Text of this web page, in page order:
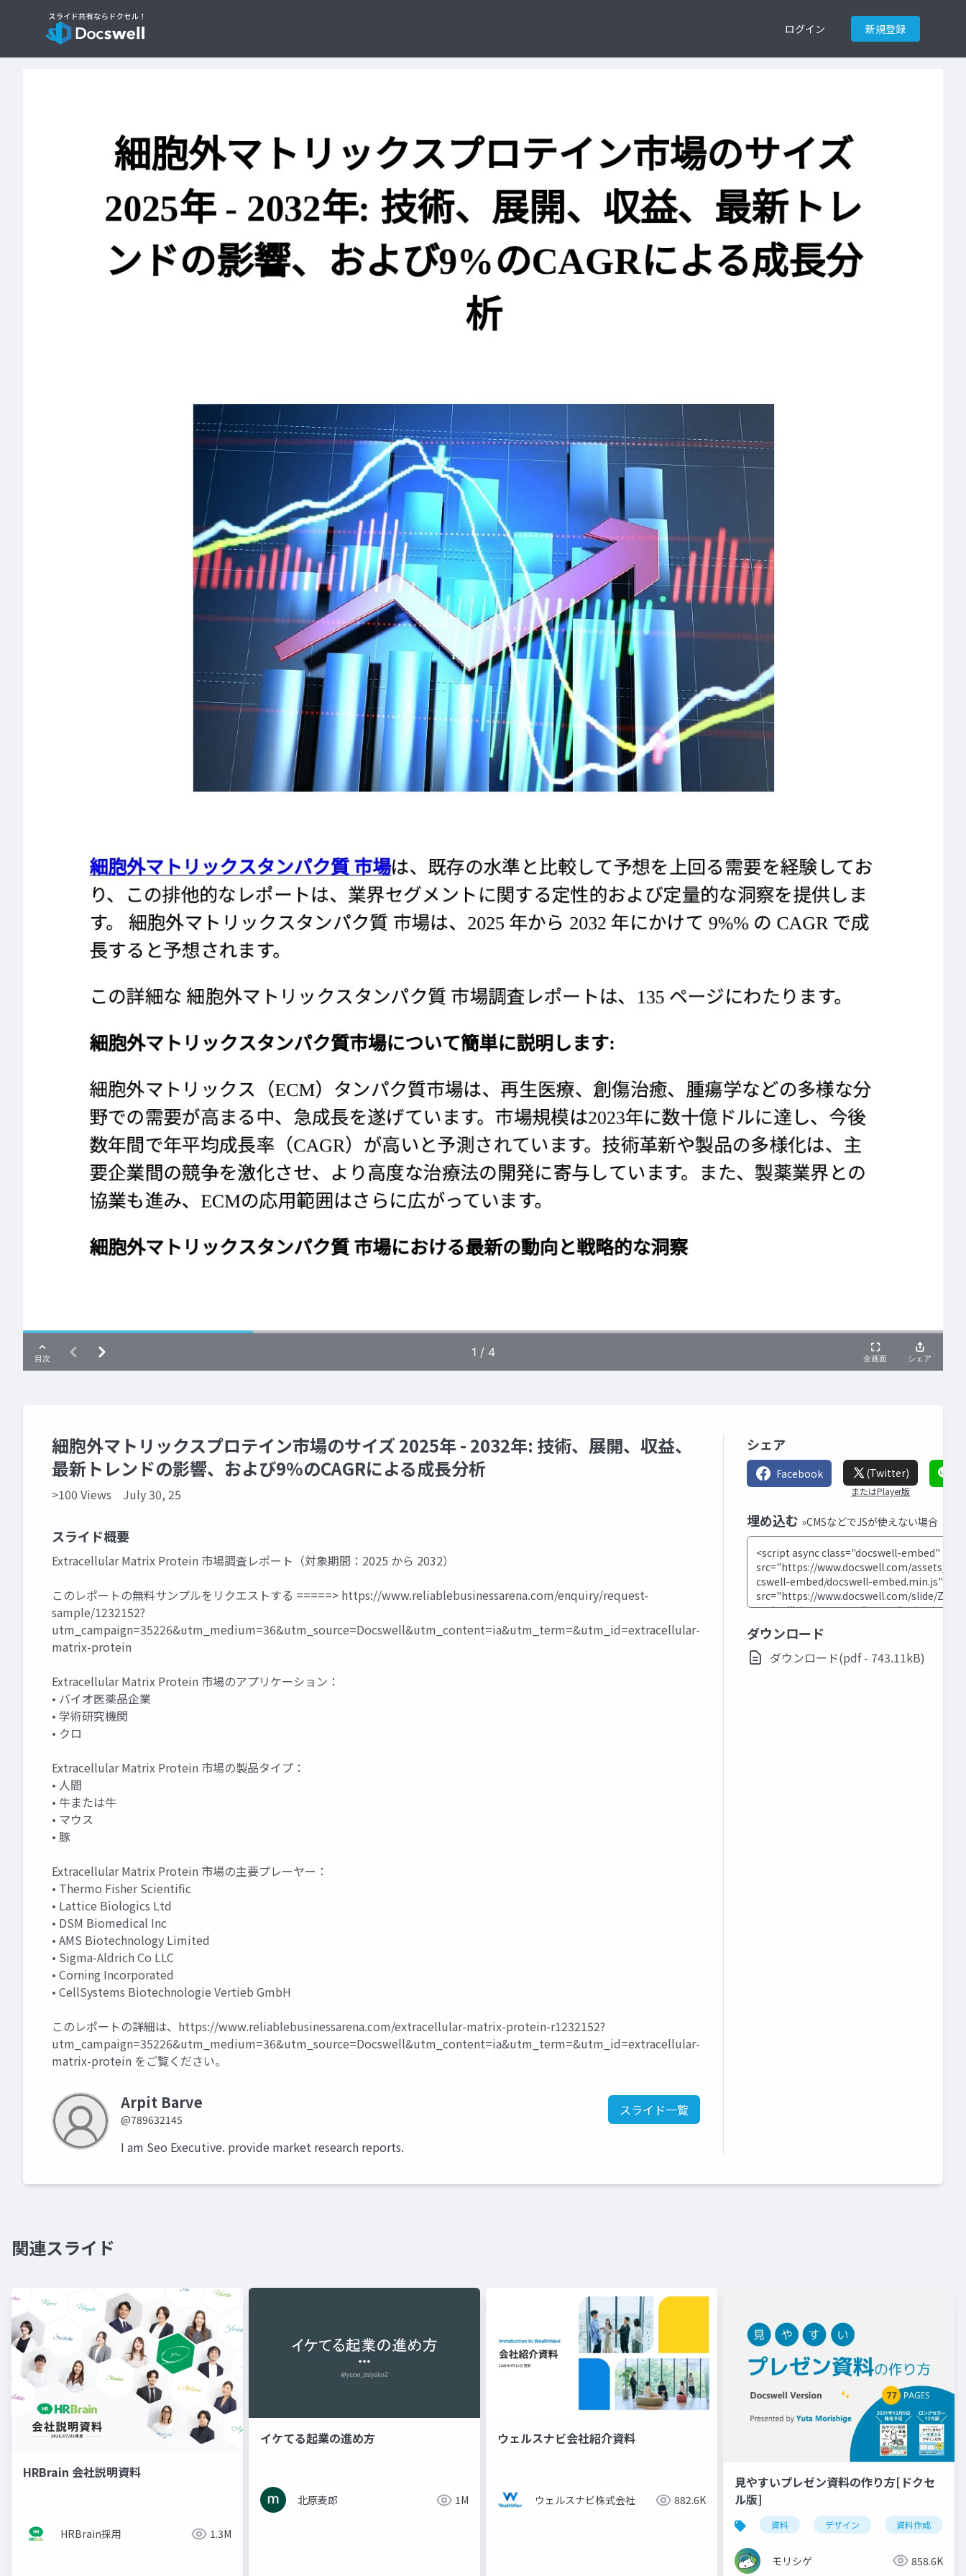
ログイン 新規登録
細胞外マトリックスプロテイン市場のサイズ 2025年 - 2032年: 技術、展開、収益、
最新トレンドの影響、および9%のCAGRによる成長分析
>100 Views July 30, 25
スライド概要
Extracellular Matrix Protein 市場調査レポート（対象期間：2025 から 2032）
このレポートの無料サンプルをリクエストする =====> https://www.reliablebusinessarena.com/enquiry/request-
sample/1232152?
utm_campaign=35226&utm_medium=36&utm_source=Docswell&utm_content=ia&utm_term=&utm_id=extracellular-
matrix-protein
Extracellular Matrix Protein 市場のアプリケーション：
• バイオ医薬品企業
• 学術研究機関
• クロ
Extracellular Matrix Protein 市場の製品タイプ：
• 人間
• 牛または牛
• マウス
• 豚
Extracellular Matrix Protein 市場の主要プレーヤー：
• Thermo Fisher Scientific
• Lattice Biologics Ltd
• DSM Biomedical Inc
• AMS Biotechnology Limited
• Sigma-Aldrich Co LLC
• Corning Incorporated
• CellSystems Biotechnologie Vertieb GmbH
このレポートの詳細は、 https://www.reliablebusinessarena.com/extracellular-matrix-protein-r1232152?
utm_campaign=35226&utm_medium=36&utm_source=Docswell&utm_content=ia&utm_term=&utm_id=extracellular-
matrix-protein をご覧ください。
Arpit Barve
@789632145
スライド一覧
I am Seo Executive. provide market research reports.
シェア
Facebook (Twitter)
またはPlayer版
埋め込む »CMSなどでJSが使えない場合
ダウンロード
ダウンロード(pdf - 743.11kB)
関連スライド
HRBrain 会社説明資料
HRBrain採用 1.3M
イケてる起業の進め方
北原麦郎 1M
ウェルスナビ会社紹介資料
ウェルスナビ株式会社 882.6K
見やすいプレゼン資料の作り方[ドクセ
ル版]
資料 デザイン 資料作成
モリシゲ 858.6K